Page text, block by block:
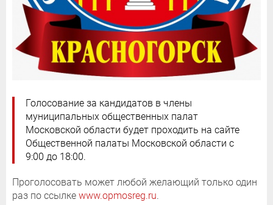
Голосование за кандидатов в члены
муниципальных общественных палат
Московской области будет проходить на сайте
Общественной палаты Московской области с
9:00 до 18:00.
Проголосовать может любой желающий только один
раз по ссылке www.opmosreg.ru.